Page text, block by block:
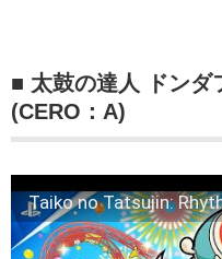
■ 太鼓の達人 ドンダ
(CERO：A)